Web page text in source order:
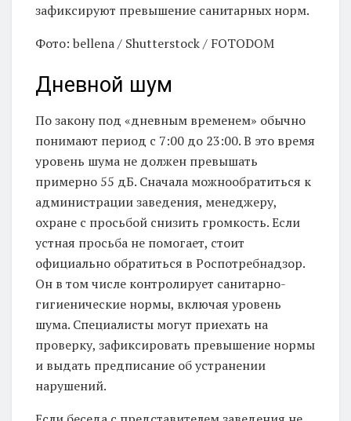
зафиксируют превышение санитарных норм.
Фото: bellena / Shutterstock / FOTODOM
Дневной шум
По закону под «дневным временем» обычно
понимают период с 7:00 до 23:00. В это время
уровень шума не должен превышать
примерно 55 дБ. Сначала можнообратиться к
администрации заведения, менеджеру,
охране с просьбой снизить громкость. Если
устная просьба не помогает, стоит
официально обратиться в Роспотребнадзор.
Он в том числе контролирует санитарно-
гигиенические нормы, включая уровень
шума. Специалисты могут приехать на
проверку, зафиксировать превышение нормы
и выдать предписание об устранении
нарушений.